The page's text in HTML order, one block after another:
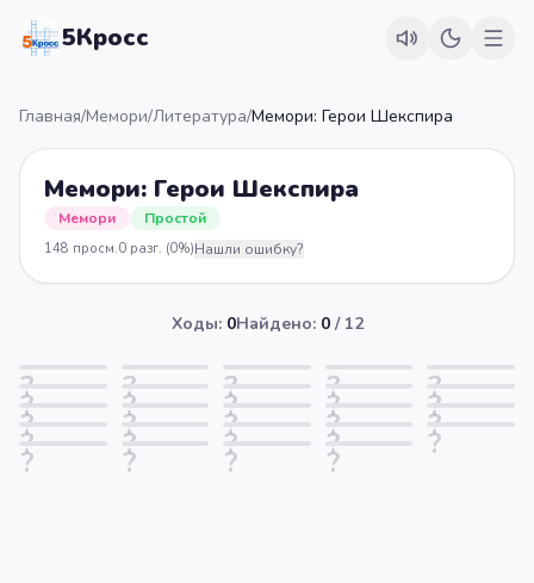
5Кросс
Главная/Мемори/Литература/Мемори: Герои Шекспира
Мемори: Герои Шекспира
Мемори Простой
148 просм.0 разг. (0%)Нашли ошибку?
Ходы: 0Найдено: 0/ 12
? ? ? ? ?
? ? ? ? ?
? ? ? ? ?
? ? ? ? ?
? ? ? ?